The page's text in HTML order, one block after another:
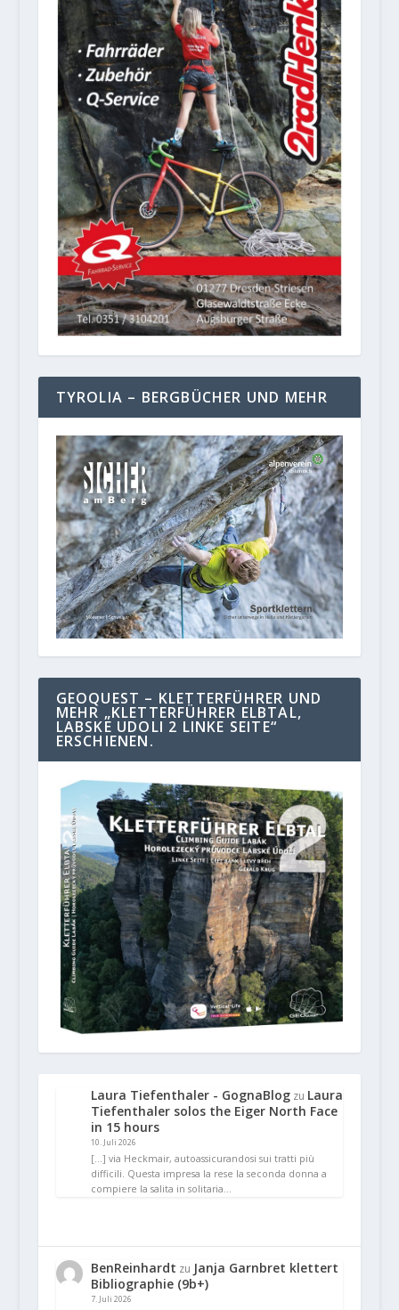
TYROLIA – BERGBÜCHER UND MEHR
GEOQUEST – KLETTERFÜHRER UND
MEHR „KLETTERFÜHRER ELBTAL,
LABSKE UDOLI 2 LINKE SEITE“
ERSCHIENEN.
Laura Tiefenthaler - GognaBlogzu Laura
Tiefenthaler solos the Eiger North Face
in 15 hours
10. Juli 2026
[…] via Heckmair, autoassicurandosi sui tratti più
difficili. Questa impresa la rese la seconda donna a
compiere la salita in solitaria…
BenReinhardt zu Janja Garnbret klettert
Bibliographie (9b+)
7. Juli 2026